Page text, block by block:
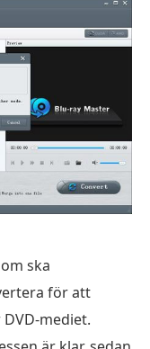
ska
för att
mediet.